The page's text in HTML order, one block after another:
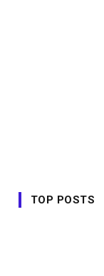
TOP POSTS